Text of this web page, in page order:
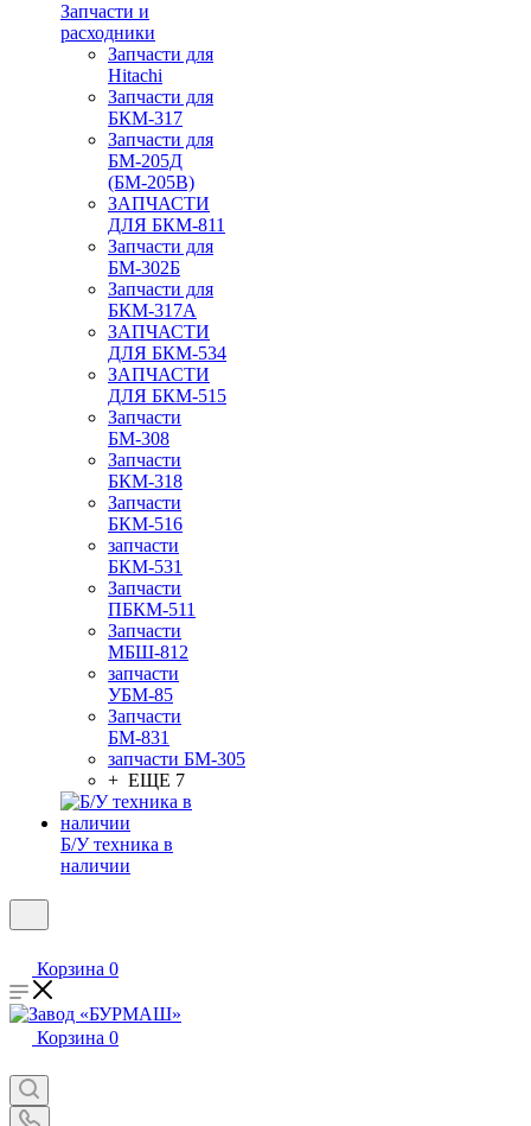
Запчасти и
расходники
Запчасти для
Hitachi
Запчасти для
БКМ-317
Запчасти для
БМ-205Д
(БМ-205В)
ЗАПЧАСТИ
ДЛЯ БКМ-811
Запчасти для
БМ-302Б
Запчасти для
БКМ-317А
ЗАПЧАСТИ
ДЛЯ БКМ-534
ЗАПЧАСТИ
ДЛЯ БКМ-515
Запчасти
БМ-308
Запчасти
БКМ-318
Запчасти
БКМ-516
запчасти
БКМ-531
Запчасти
ПБКМ-511
Запчасти
МБШ-812
запчасти
УБМ-85
Запчасти
БМ-831
запчасти БМ-305
+ ЕЩЕ 7
Б/У техника в
наличии
Корзина 0
Корзина 0